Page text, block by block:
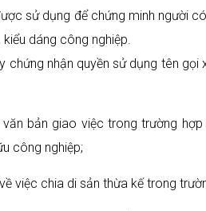
sử dụng để chứng minh người
kiểu dáng công nghiệp.
chứng nhận quyền sử dụng tên
bản giao việc trong trường
công nghiệp;
việc chia di sản thừa kế trong